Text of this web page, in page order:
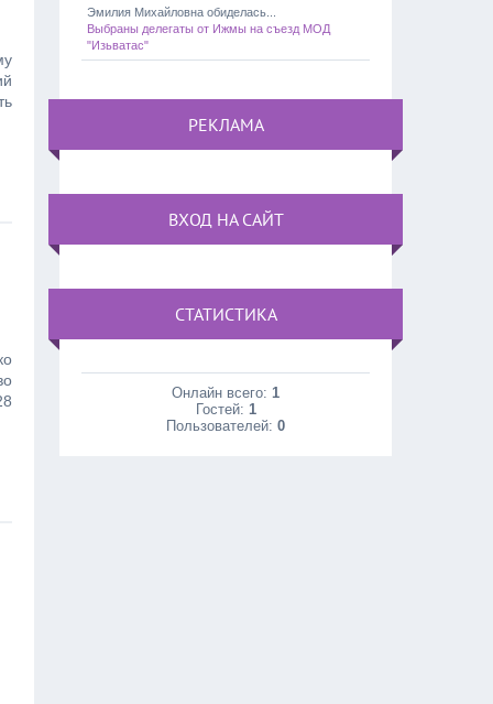
Эмилия Михайловна обиделась...
Выбраны делегаты от Ижмы на съезд МОД
"Изьватас"
РЕКЛАМА
ВХОД НА САЙТ
СТАТИСТИКА
Онлайн всего:1
Гостей: 1
Пользователей:0